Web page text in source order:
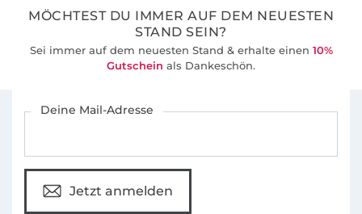
MÖCHTEST DU IMMER AUF DEM NEUESTEN
STAND SEIN?
Sei immer auf dem neuesten Stand & erhalte einen 10%
Gutschein als Dankeschön.
Deine Mail-Adresse
Jetzt anmelden